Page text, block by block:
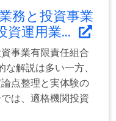
務と投資事業
資運用業...
事業有限責任組合
解説は多い一方、
点整理と実体験の
は、適格機関投資